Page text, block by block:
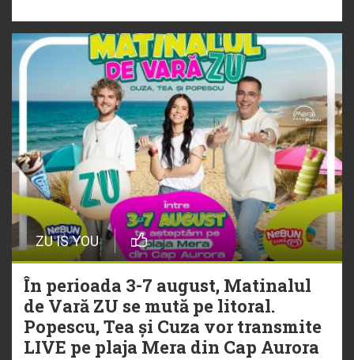
NEW MUSIC | 5 piese noi în
playlistul Radio ZU
ZU IS YOU
În perioada 3-7 august, Matinalul
de Vară ZU se mută pe litoral.
Popescu, Tea și Cuza vor transmite
LIVE pe plaja Mera din Cap Aurora